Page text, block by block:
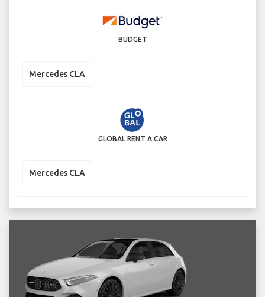
BUDGET
Mercedes CLA
GLOBAL RENT A CAR
Mercedes CLA